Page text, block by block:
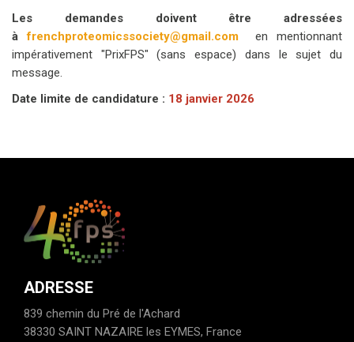
Les demandes doivent être adressées
àfrenchproteomicssociety@gmail.comen mentionnant
impérativement "PrixFPS" (sans espace) dans le sujet du
message.
Date limite de candidature : 18 janvier 2026
ADRESSE
839 chemin du Pré de l'Achard
38330 SAINT NAZAIRE les EYMES, France